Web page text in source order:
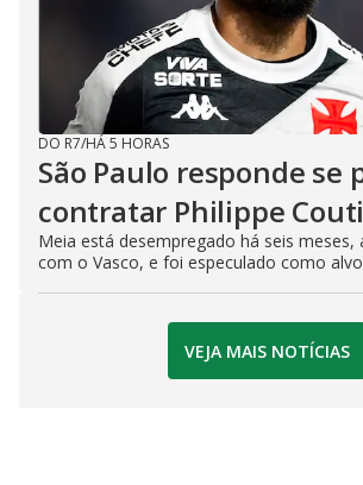
DO R7/HÁ 5 HORAS
São Paulo responde se
contratar Philippe
Meia está desempregado há seis meses,
com o Vasco, e foi especulado como
VEJA MAIS NOTÍCIAS